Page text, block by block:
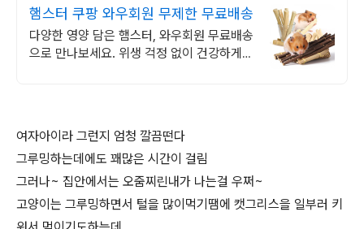
햄스터 쿠팡 와우회원 무제한 무료배송
다양한 영양 담은 햄스터, 와우회원 무료배송
으로 만나보세요. 위생 걱정 없이 건강하게!
여자아이라 그런지 엄청 깔끔떤다
그루밍하는데에도 꽤많은 시간이 걸림
그러나~ 집안에서는 오줌찌린내가 나는걸 우쩌~
고양이는 그루밍하면서 털을 많이먹기땜에 캣그리스을 일부러 키